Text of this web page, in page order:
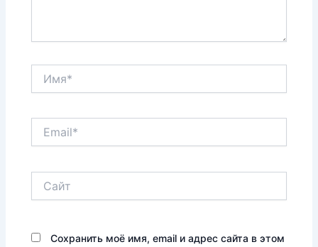
Сохранить моё имя, email и адрес сайта в этом